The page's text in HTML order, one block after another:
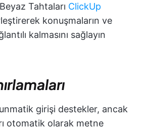
Tahtaları ClickUp
konuşmaların ve
kalmasını sağlayın
girişi destekler, ancak
otomatik olarak metne